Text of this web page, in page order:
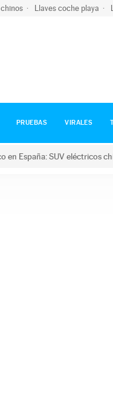
Llaves coche playa
PRUEBAS VIRALES
en España: SUV eléctricos